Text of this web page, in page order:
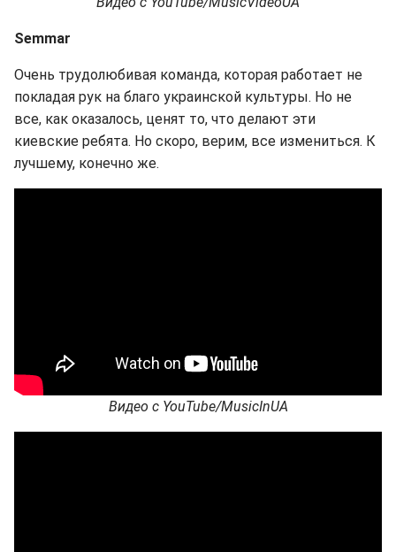
Semmar
Очень трудолюбивая команда, которая работает не
покладая рук на благо украинской культуры. Но не
все, как оказалось, ценят то, что делают эти
киевские ребята. Но скоро, верим, все измениться. К
лучшему, конечно же.
Видео с YouTube/MusicInUA